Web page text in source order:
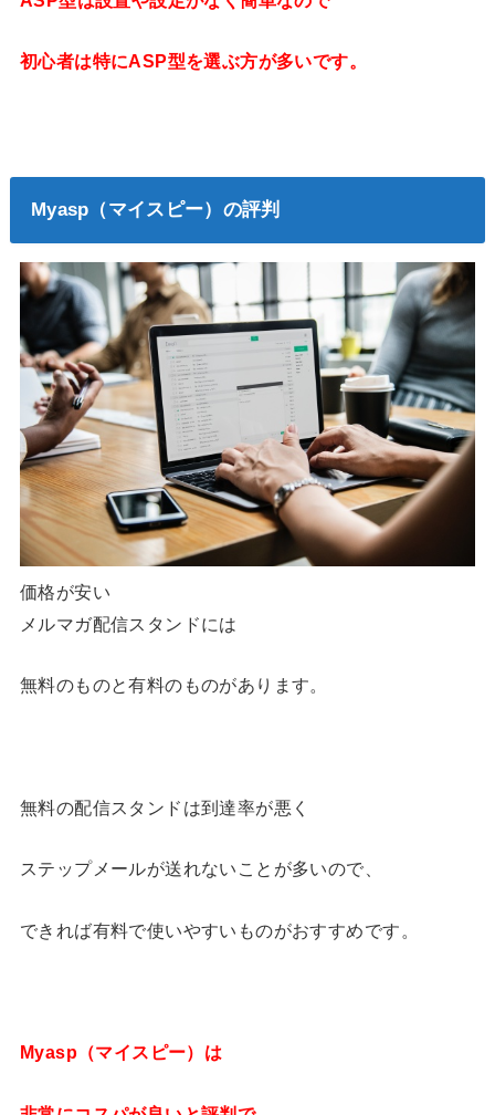
初心者は特にASP型を選ぶ方が多いです。
Myasp（マイスピー）の評判
価格が安い
メルマガ配信スタンドには
無料のものと有料のものがあります。
無料の配信スタンドは到達率が悪く
ステップメールが送れないことが多いので、
できれば有料で使いやすいものがおすすめです。
Myasp（マイスピー）は